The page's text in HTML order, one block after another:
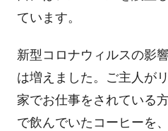
ています。
新型コロナウィルスの影
は増えました。ご主人が
家でお仕事をされている
で飲んでいたコーヒーを